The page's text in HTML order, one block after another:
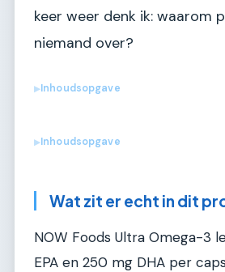
keer weer denk ik: waarom
niemand over?
▶Inhoudsopgave
▶Inhoudsopgave
Wat zit er echt in dit
NOW Foods Ultra Omega-3
EPA en 250 mg DHA per